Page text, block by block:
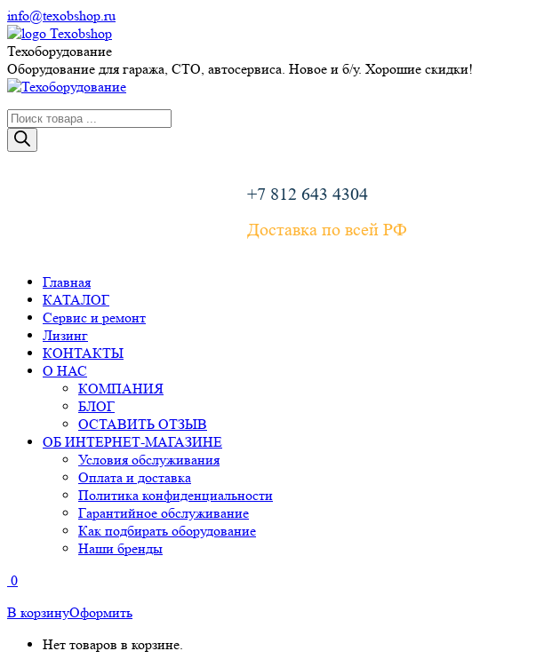
Перейти
к
содержанию
info@texobshop.ru
Telegram
page
opens
in
window
Whatsapp
page
opens
in
window
Вконтакте
page
opens
in
window
Сайт
page
opens
in
window
Техоборудование
Оборудование для гаража, СТО, автосервиса. Новое и б/у. Хорошие скидки!
Поиск
товаров
+7 812 643 4304
Доставка по всей РФ
Главная
КАТАЛОГ
Сервис и ремонт
Лизинг
КОНТАКТЫ
О НАС
КОМПАНИЯ
БЛОГ
ОСТАВИТЬ ОТЗЫВ
ОБ ИНТЕРНЕТ-МАГАЗИНЕ
Условия обслуживания
Оплата и доставка
Политика конфиденциальности
Гарантийное обслуживание
Как подбирать оборудование
Наши бренды
0
В корзинуОформить
Нет товаров в корзине.